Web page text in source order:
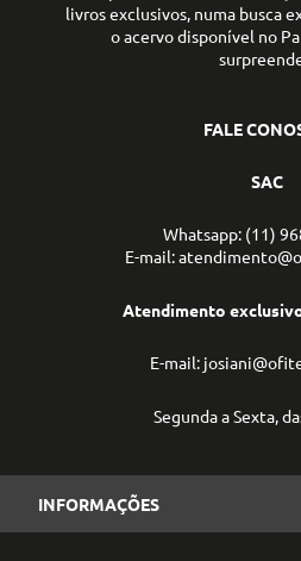
livros exclusivos, numa busca
o acervo disponível no
FALE
SAC
Whatsapp: (11)
E-mail:
Atendimento
E-mail:
Segunda a Sexta,
INFORMAÇÕES